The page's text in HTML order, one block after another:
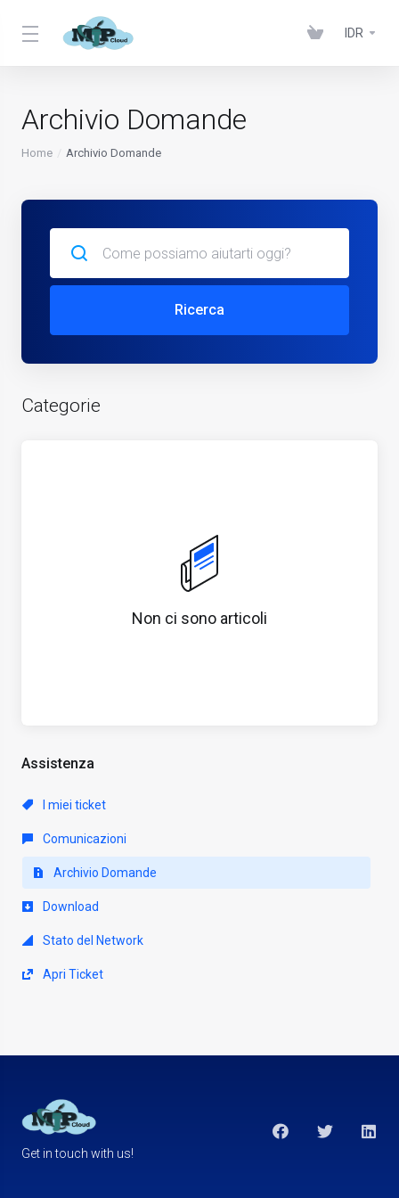
IDR
Archivio Domande
Home Archivio Domande
Assistenza
I miei ticket
Comunicazioni
Archivio Domande
Download
Stato del Network
Apri Ticket
Ricerca
Categorie
Non ci sono articoli
Get in touch with us!